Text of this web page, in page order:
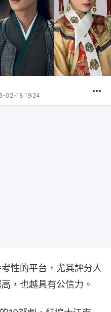
02-18 19:24
性的平台，尤其評分人
，也越具有公信力。